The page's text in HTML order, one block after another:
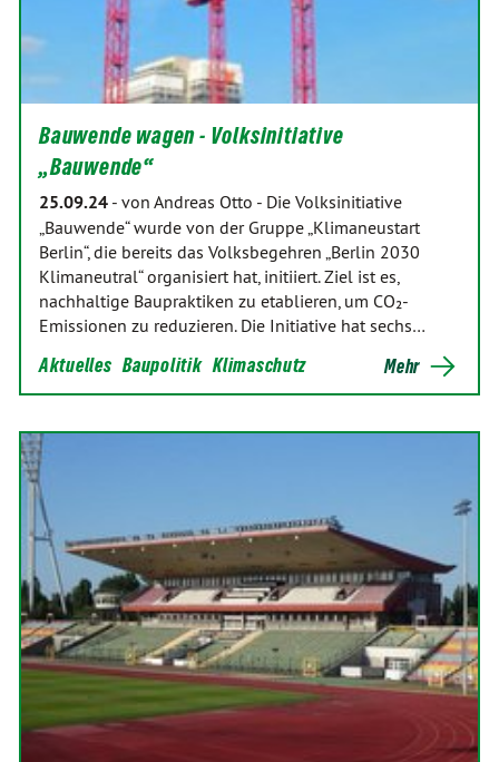
Bauwende wagen - Volksinitiative
„Bauwende“
25.09.24 - von Andreas Otto - Die Volksinitiative
„Bauwende“ wurde von der Gruppe „Klimaneustart
Berlin“, die bereits das Volksbegehren „Berlin 2030
Klimaneutral“ organisiert hat, initiiert. Ziel ist es,
nachhaltige Baupraktiken zu etablieren, um CO₂-
Emissionen zu reduzieren. Die Initiative hat sechs…
Aktuelles Baupolitik Klimaschutz Mehr